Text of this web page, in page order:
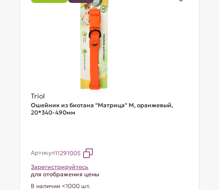
Triol
Ошейник из биотана "Матрица" M, оранжевый,
20*340-490мм
Артикул11291005
Зарегистрируйтесь
для отображения цены
В наличии <1000 шт.